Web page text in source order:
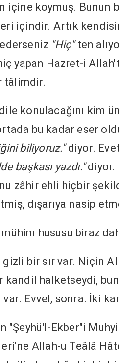
içine koymuş. Bunun
içindir. Artık
"Hiç"ten
yapan Hazret-i
tâlimdir.
konulacağını kim
bu kadar eser
biliyoruz."diyor.
başkası yazdı."diyor.
zâhir ehli hiçbir
dışarıya nasip
hususu biraz
gizli bir sır var. Niçin
kandil halketseydi,
var. Evvel, sonra. İki
"Şeyhü'l-Ekber"i
Allah-u Teâlâ